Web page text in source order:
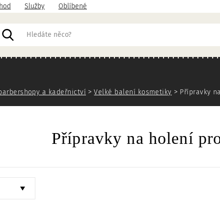
Služby Oblíbené
a kadeřnictví Velké balení kosmetiky Přípravky
Přípravky na holení